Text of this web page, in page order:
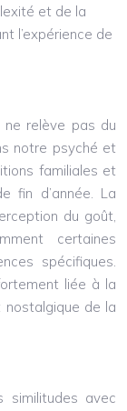
et de la
l’expérience de
ne relève pas du
notre psyché et
familiales et
fin d’année. La
du goût,
certaines
spécifiques.
liée à la
nostalgique de la
similitudes avec